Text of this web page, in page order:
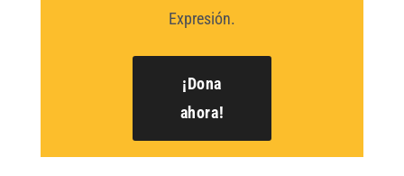
Expresión.
¡Dona
ahora!